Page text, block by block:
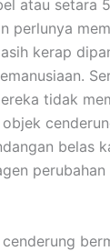
atau setara
perlunya
kerap
tidak
belas